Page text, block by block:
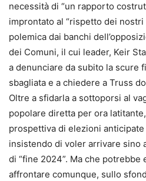
necessità di “un rapporto
improntato al “rispetto dei nostri
polemica dai banchi
dei Comuni, il cui leader, Keir
a denunciare da subito la scure
sbagliata e a chiedere a Truss
Oltre a sfidarla a sottoporsi al
popolare diretta per ora
prospettiva di elezioni
insistendo di voler arrivare sino
di “fine 2024”. Ma che potrebbe
affrontare comunque, sullo